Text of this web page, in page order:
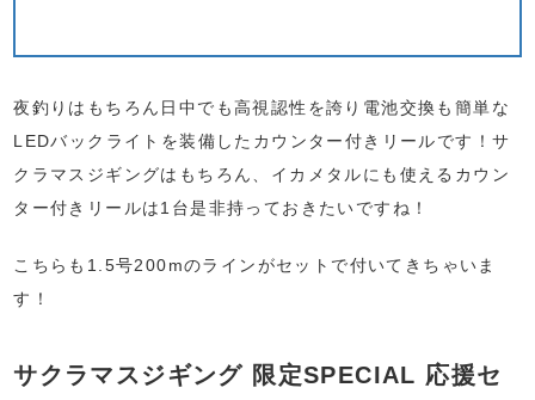
夜釣りはもちろん日中でも高視認性を誇り電池交換も簡単な
LEDバックライトを装備したカウンター付きリールです！サ
クラマスジギングはもちろん、イカメタルにも使えるカウン
ター付きリールは1台是非持っておきたいですね！
こちらも1.5号200mのラインがセットで付いてきちゃいま
す！
サクラマスジギング 限定SPECIAL 応援セ